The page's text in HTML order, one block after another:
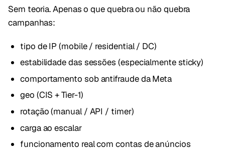
Sem teoria. Apenas o que quebra ou não quebra
campanhas:
tipo de IP (mobile / residential / DC)
estabilidade das sessões (especialmente sticky)
comportamento sob antifraude da Meta
geo (CIS + Tier-1)
rotação (manual / API / timer)
carga ao escalar
funcionamento real com contas de anúncios